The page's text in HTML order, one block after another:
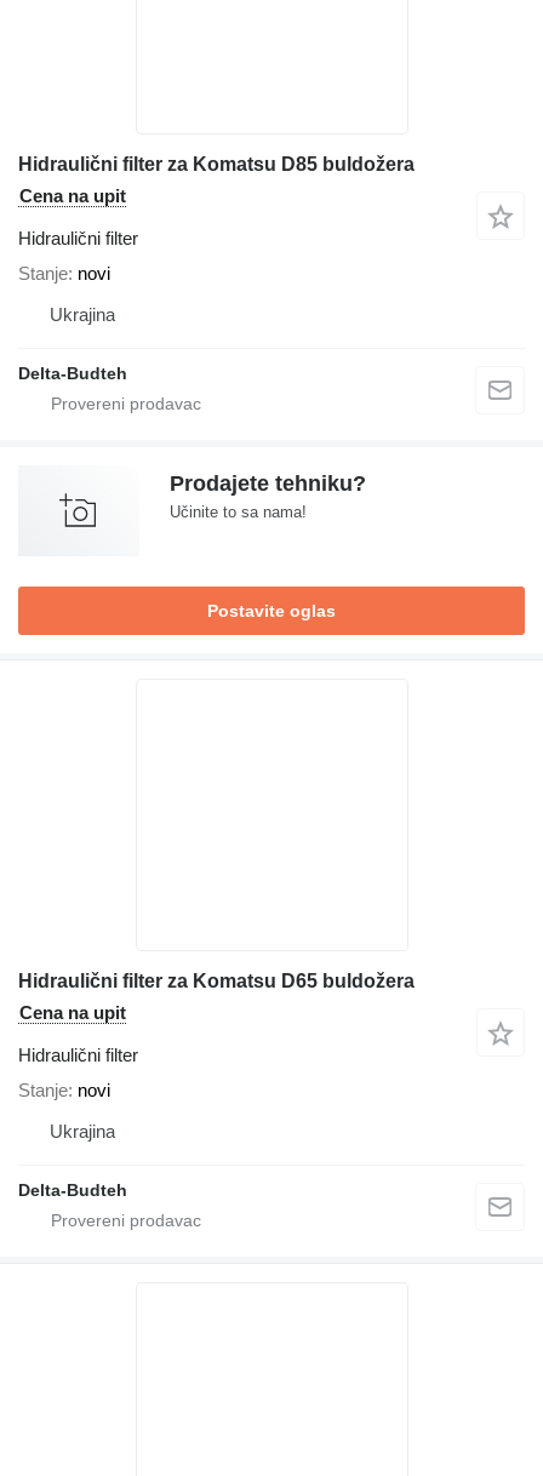
Hidraulični filter za Komatsu D85 buldožera
Cena na upit
Hidraulični filter
Stanje novi
Ukrajina
Delta-Budteh
Prodajete tehniku?
Učinite to sa nama!
Postavite oglas
Hidraulični filter za Komatsu D65 buldožera
Cena na upit
Hidraulični filter
Stanje novi
Ukrajina
Delta-Budteh